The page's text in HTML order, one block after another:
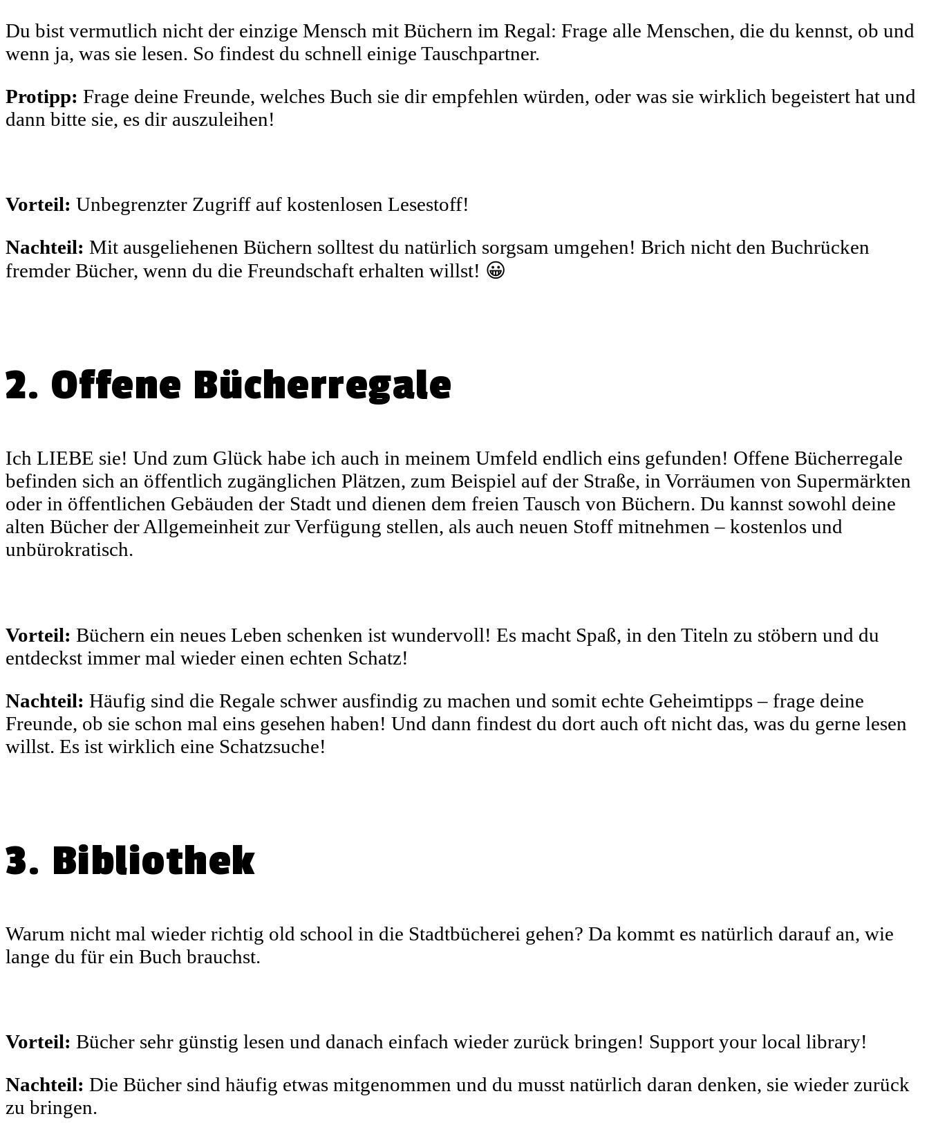
Du bist vermutlich nicht der einzige Mensch mit Büchern im Regal: Frage alle Menschen, die du kennst, ob und
wenn ja, was sie lesen. So findest du schnell einige Tauschpartner.
Protipp: Frage deine Freunde, welches Buch sie dir empfehlen würden, oder was sie wirklich begeistert hat und
dann bitte sie, es dir auszuleihen!
Vorteil: Unbegrenzter Zugriff auf kostenlosen Lesestoff!
Nachteil: Mit ausgeliehenen Büchern solltest du natürlich sorgsam umgehen! Brich nicht den Buchrücken
fremder Bücher, wenn du die Freundschaft erhalten willst! 😀
2. Offene Bücherregale
Ich LIEBE sie! Und zum Glück habe ich auch in meinem Umfeld endlich eins gefunden! Offene Bücherregale
befinden sich an öffentlich zugänglichen Plätzen, zum Beispiel auf der Straße, in Vorräumen von Supermärkten
oder in öffentlichen Gebäuden der Stadt und dienen dem freien Tausch von Büchern. Du kannst sowohl deine
alten Bücher der Allgemeinheit zur Verfügung stellen, als auch neuen Stoff mitnehmen – kostenlos und
unbürokratisch.
Vorteil: Büchern ein neues Leben schenken ist wundervoll! Es macht Spaß, in den Titeln zu stöbern und du
entdeckst immer mal wieder einen echten Schatz!
Nachteil: Häufig sind die Regale schwer ausfindig zu machen und somit echte Geheimtipps – frage deine
Freunde, ob sie schon mal eins gesehen haben! Und dann findest du dort auch oft nicht das, was du gerne lesen
willst. Es ist wirklich eine Schatzsuche!
3. Bibliothek
Warum nicht mal wieder richtig old school in die Stadtbücherei gehen? Da kommt es natürlich darauf an, wie
lange du für ein Buch brauchst.
Vorteil: Bücher sehr günstig lesen und danach einfach wieder zurück bringen! Support your local library!
Nachteil: Die Bücher sind häufig etwas mitgenommen und du musst natürlich daran denken, sie wieder zurück
zu bringen.